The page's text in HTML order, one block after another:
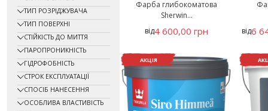
ТИП РОЗРІДЖУВАЧА
ТИП ПОВЕРХНІ
СТІЙКІСТЬ ДО МИТТЯ
ПАРОПРОНИКНІСТЬ
ГІДРОФОБНІСТЬ
СТРОК ЕКСПЛУАТАЦІЇ
СПОСІБ НАНЕСЕННЯ
ОСОБЛИВА ВЛАСТИВІСТЬ
Фарба глибокоматова
Sherwin...
від4 600,00 грн від6
АКЦІЯ